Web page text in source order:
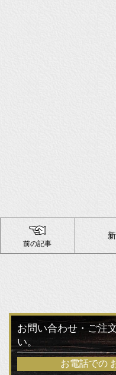
前の記事
お問い合わせ・ご注
い。
お電話での